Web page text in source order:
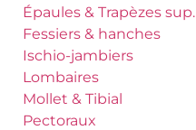
Épaules & Trapèzes sup.
Fessiers & hanches
Ischio-jambiers
Lombaires
Mollet & Tibial
Pectoraux